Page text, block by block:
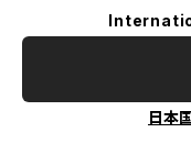
日本